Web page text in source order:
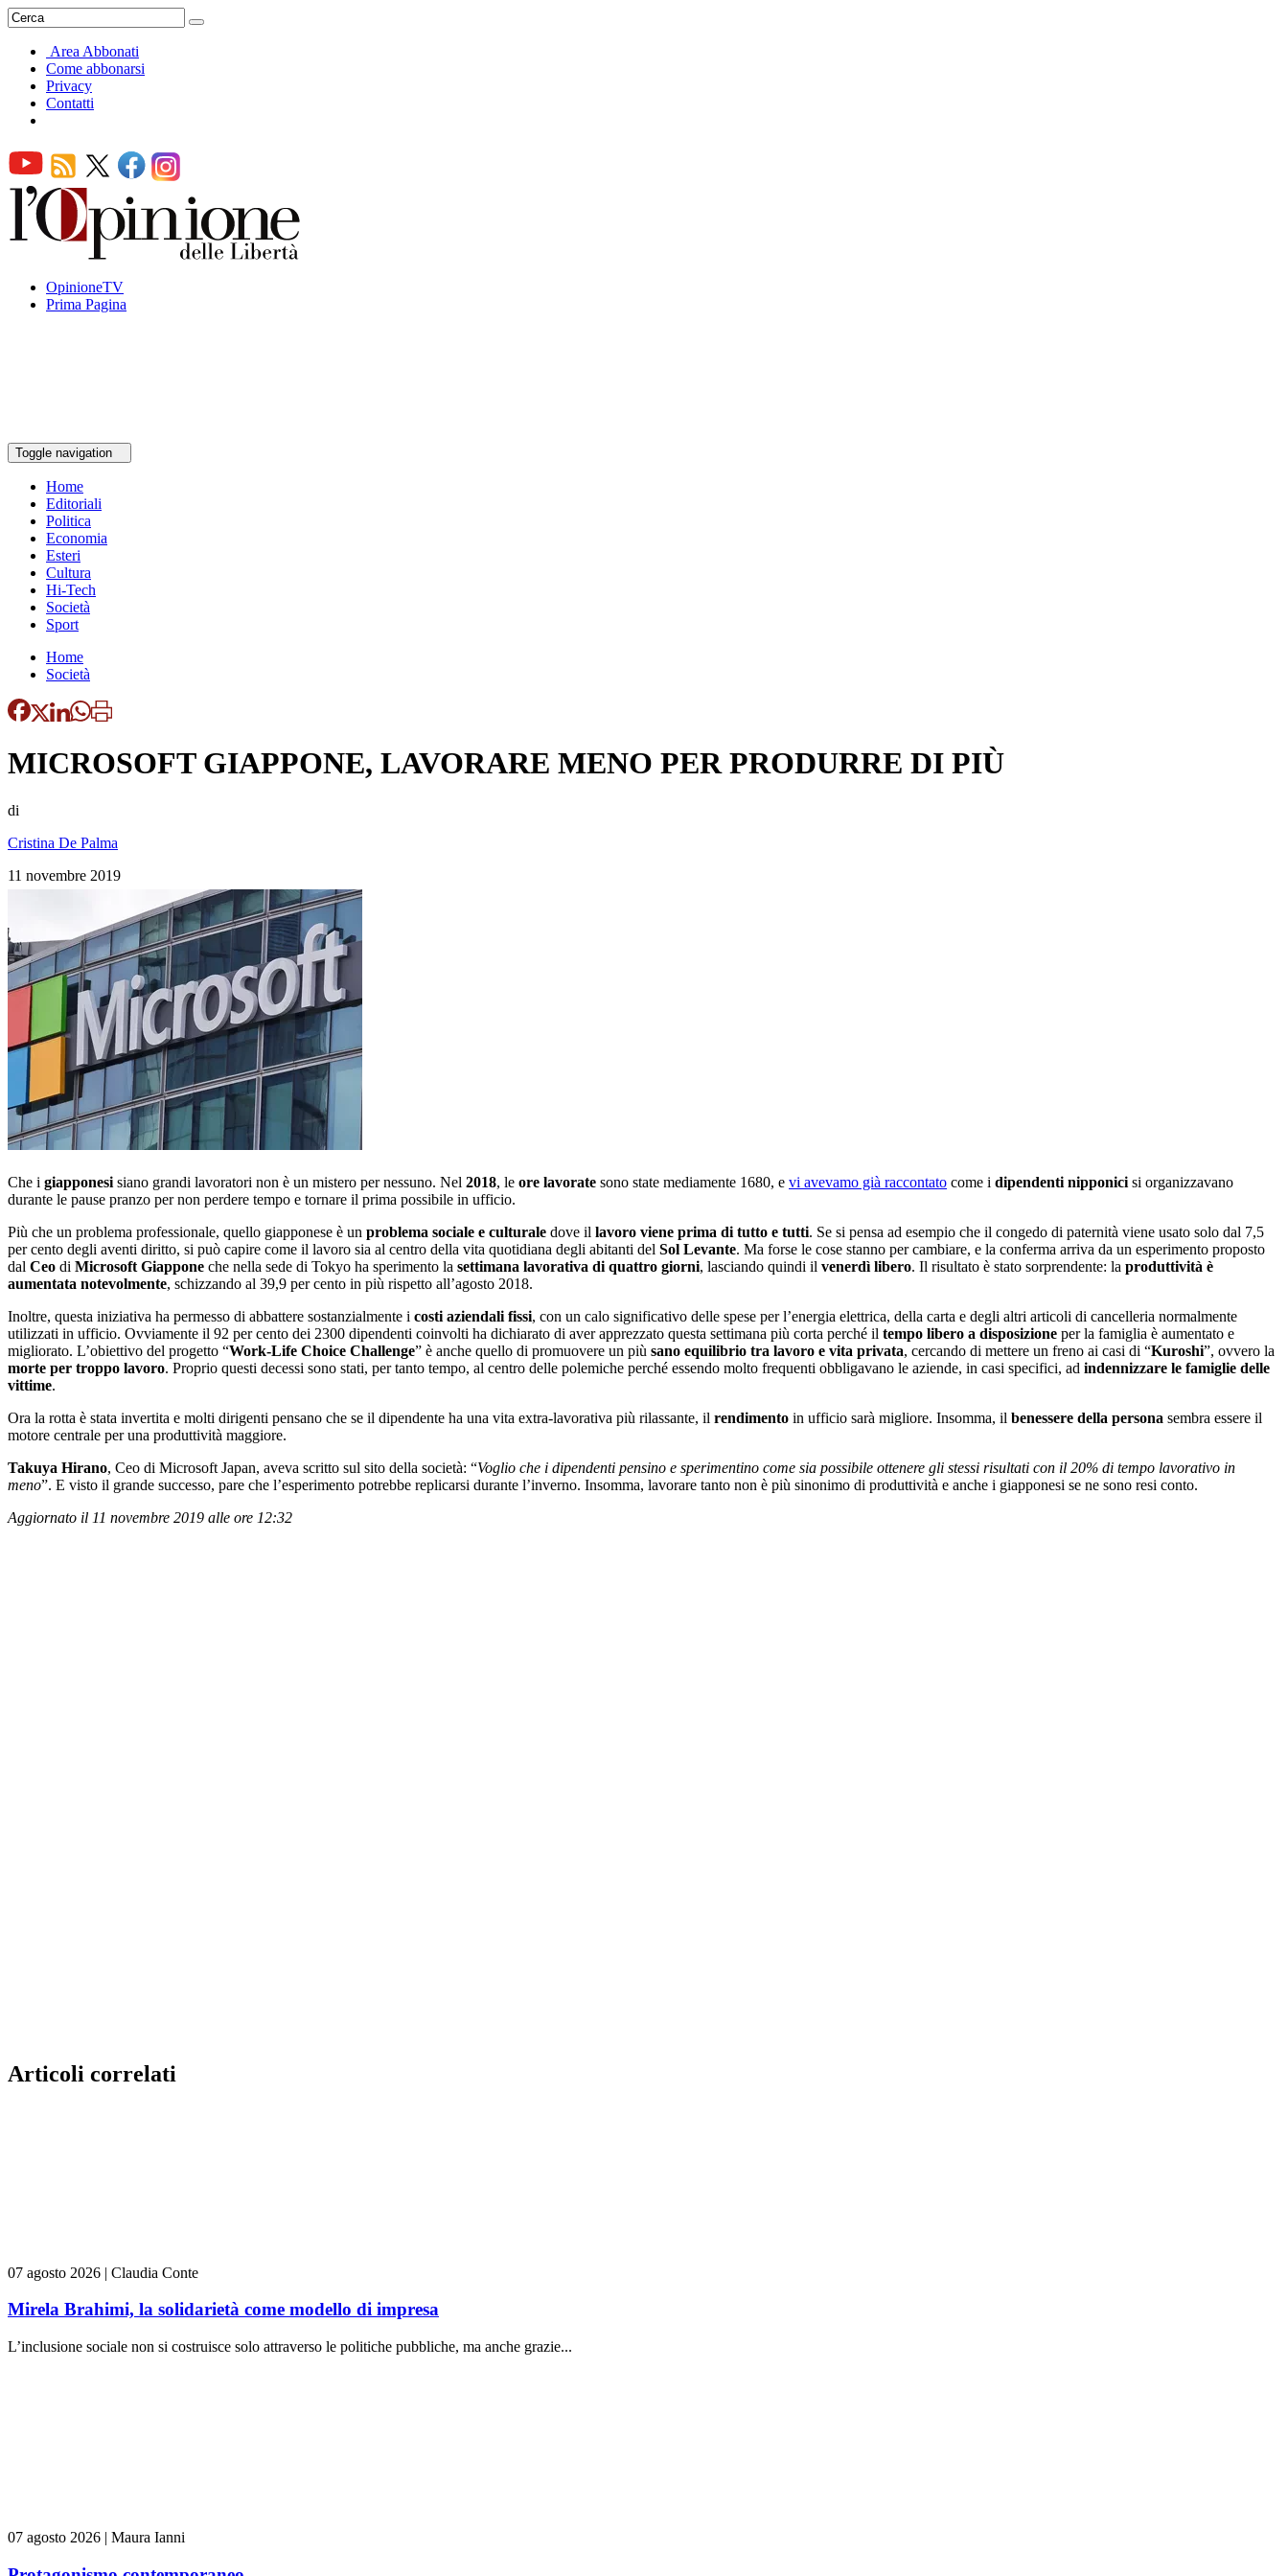
Area Abbonati
Come abbonarsi
Privacy
Contatti
OpinioneTV
Prima Pagina
Toggle navigation
Home
Editoriali
Politica
Economia
Esteri
Cultura
Hi-Tech
Società
Sport
Home
Società
MICROSOFT GIAPPONE, LAVORARE MENO PER PRODURRE DI PIÙ
di
Cristina De Palma
11 novembre 2019
Che i giapponesi siano grandi lavoratori non è un mistero per nessuno. Nel 2018, le ore lavorate sono state mediamente 1680, e vi avevamo già raccontato come i dipendenti nipponici si organizzavano
durante le pause pranzo per non perdere tempo e tornare il prima possibile in ufficio.
Più che un problema professionale, quello giapponese è un problema sociale e culturale dove il lavoro viene prima di tutto e tutti. Se si pensa ad esempio che il congedo di paternità viene usato solo dal 7,5
per cento degli aventi diritto, si può capire come il lavoro sia al centro della vita quotidiana degli abitanti del Sol Levante. Ma forse le cose stanno per cambiare, e la conferma arriva da un esperimento proposto
dal Ceo di Microsoft Giappone che nella sede di Tokyo ha sperimento la settimana lavorativa di quattro giorni, lasciando quindi il venerdì libero. Il risultato è stato sorprendente: la produttività è
aumentata notevolmente, schizzando al 39,9 per cento in più rispetto all’agosto 2018.
Inoltre, questa iniziativa ha permesso di abbattere sostanzialmente i costi aziendali fissi, con un calo significativo delle spese per l’energia elettrica, della carta e degli altri articoli di cancelleria normalmente
utilizzati in ufficio. Ovviamente il 92 per cento dei 2300 dipendenti coinvolti ha dichiarato di aver apprezzato questa settimana più corta perché il tempo libero a disposizione per la famiglia è aumentato e
migliorato. L’obiettivo del progetto “Work-Life Choice Challenge” è anche quello di promuovere un più sano equilibrio tra lavoro e vita privata, cercando di mettere un freno ai casi di “Kuroshi”, ovvero la
morte per troppo lavoro. Proprio questi decessi sono stati, per tanto tempo, al centro delle polemiche perché essendo molto frequenti obbligavano le aziende, in casi specifici, ad indennizzare le famiglie delle
vittime.
Ora la rotta è stata invertita e molti dirigenti pensano che se il dipendente ha una vita extra-lavorativa più rilassante, il rendimento in ufficio sarà migliore. Insomma, il benessere della persona sembra essere il
motore centrale per una produttività maggiore.
Takuya Hirano, Ceo di Microsoft Japan, aveva scritto sul sito della società: “Voglio che i dipendenti pensino e sperimentino come sia possibile ottenere gli stessi risultati con il 20% di tempo lavorativo in
meno”. E visto il grande successo, pare che l’esperimento potrebbe replicarsi durante l’inverno. Insomma, lavorare tanto non è più sinonimo di produttività e anche i giapponesi se ne sono resi conto.
Aggiornato il 11 novembre 2019 alle ore 12:32
Articoli correlati
07 agosto 2026 | Claudia Conte
Mirela Brahimi, la solidarietà come modello di impresa
L’inclusione sociale non si costruisce solo attraverso le politiche pubbliche, ma anche grazie...
07 agosto 2026 | Maura Ianni